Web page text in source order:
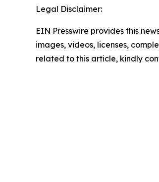
Legal Disclaimer:
EIN Presswire provides this
images, videos, licenses,
related to this article, kindly